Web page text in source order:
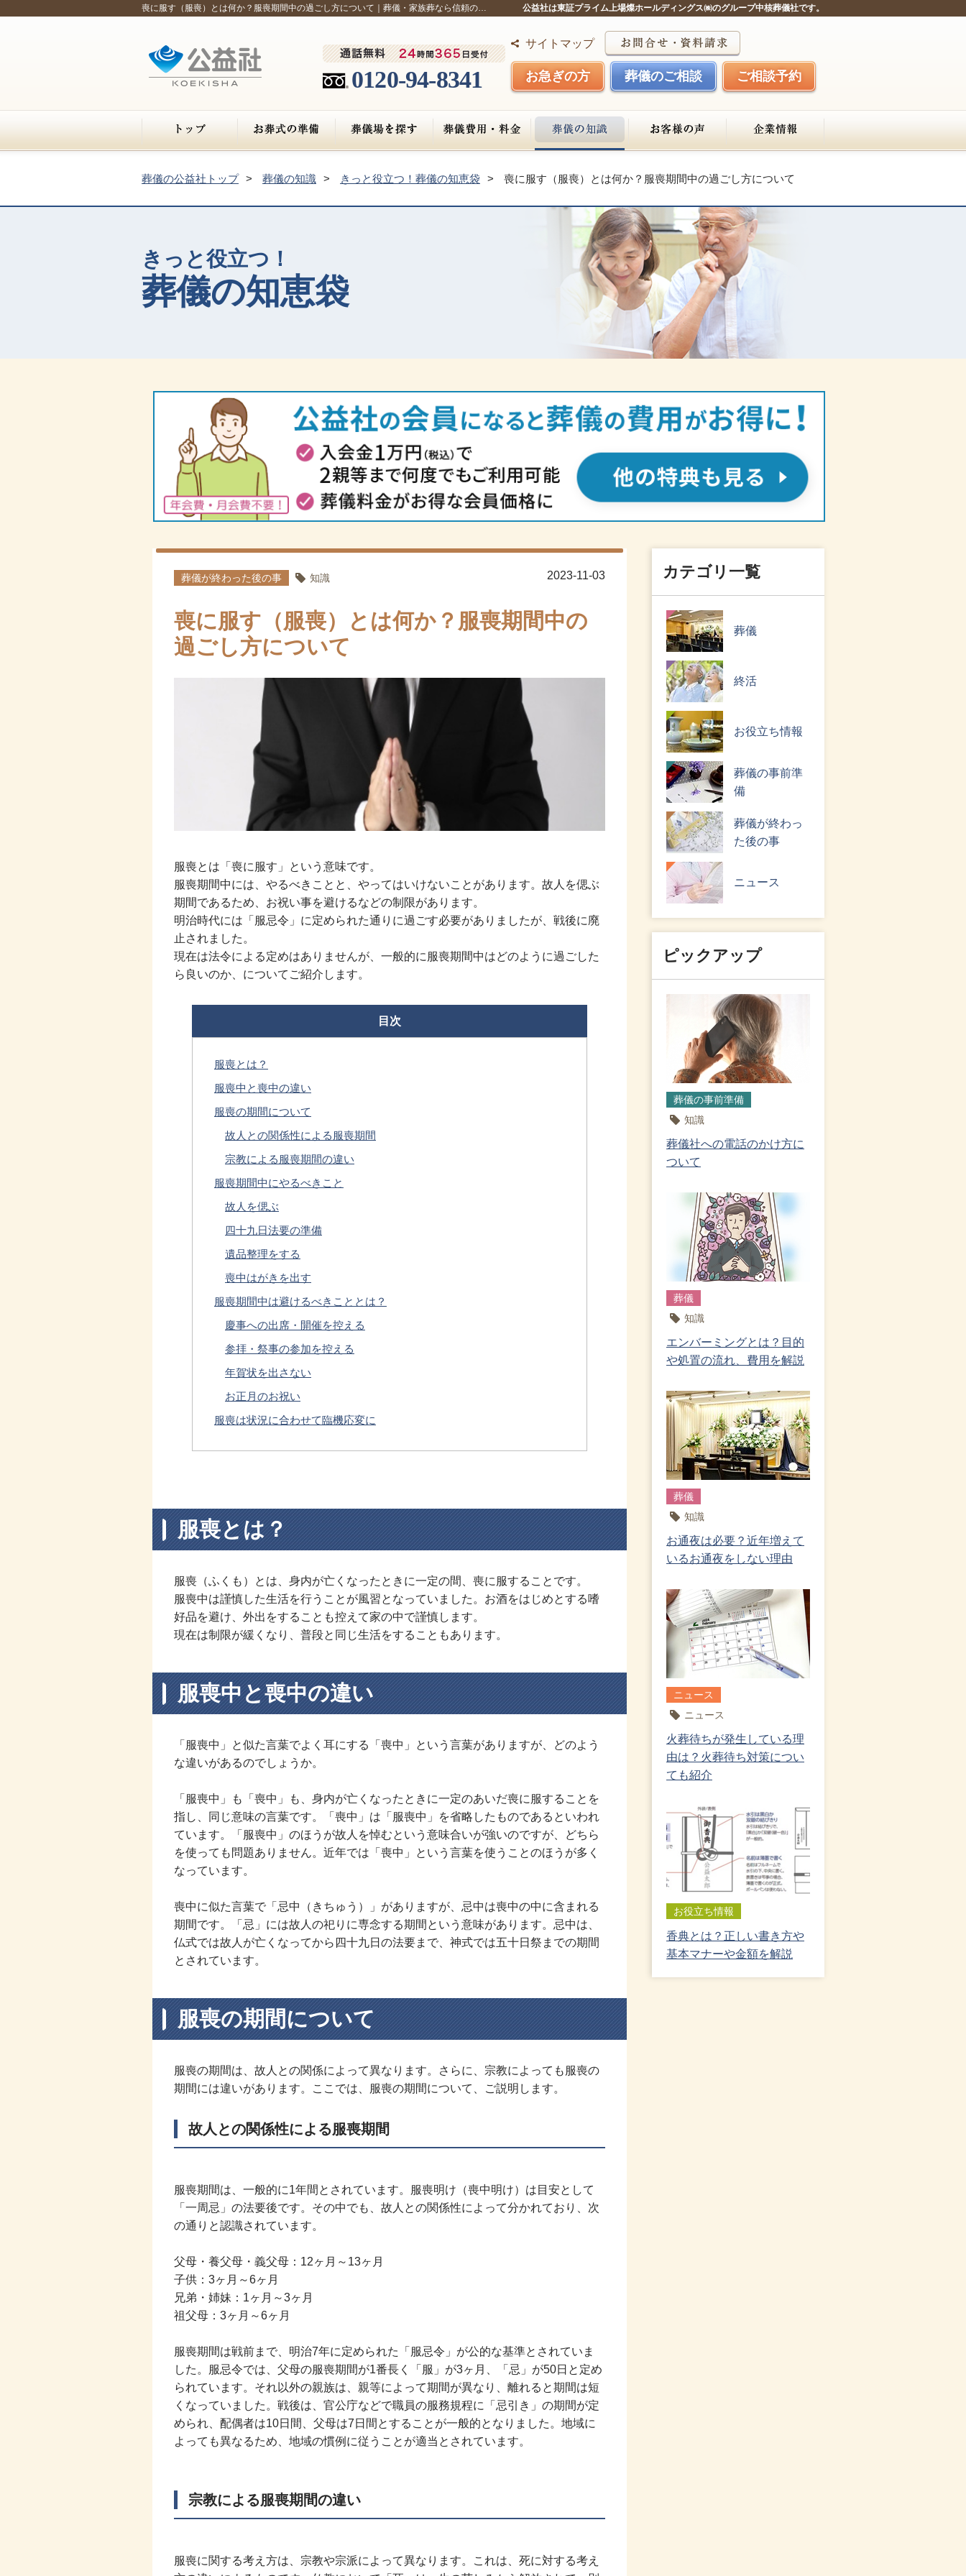
喪に服す（服喪）とは何か？服喪期間中の過ごし方について｜葬儀・家族葬なら信頼の… 公益社は東証プライム上場燦ホールディングス㈱のグループ中核葬儀社です。
サイトマップ
お急ぎの方 葬儀のご相談 ご相談予約
0120-94-8341
葬儀の公益社トップ 葬儀の知識 きっと役立つ！葬儀の知恵袋 喪に服す（服喪）とは何か？服喪期間中の過ごし方について
きっと役立つ！
葬儀の知恵袋
葬儀が終わった後の事 知識 2023-11-03
喪に服す（服喪）とは何か？服喪期間中の
過ごし方について
服喪とは「喪に服す」という意味です。
服喪期間中には、やるべきことと、やってはいけないことがあります。故人を偲ぶ
期間であるため、お祝い事を避けるなどの制限があります。
明治時代には「服忌令」に定められた通りに過ごす必要がありましたが、戦後に廃
止されました。
現在は法令による定めはありませんが、一般的に服喪期間中はどのように過ごした
ら良いのか、についてご紹介します。
目次
服喪とは？
服喪中と喪中の違い
服喪の期間について
故人との関係性による服喪期間
宗教による服喪期間の違い
服喪期間中にやるべきこと
故人を偲ぶ
四十九日法要の準備
遺品整理をする
喪中はがきを出す
服喪期間中は避けるべきこととは？
慶事への出席・開催を控える
参拝・祭事の参加を控える
年賀状を出さない
お正月のお祝い
服喪は状況に合わせて臨機応変に
服喪とは？
服喪（ふくも）とは、身内が亡くなったときに一定の間、喪に服することです。
服喪中は謹慎した生活を行うことが風習となっていました。お酒をはじめとする嗜
好品を避け、外出をすることも控えて家の中で謹慎します。
現在は制限が緩くなり、普段と同じ生活をすることもあります。
服喪中と喪中の違い
「服喪中」と似た言葉でよく耳にする「喪中」という言葉がありますが、どのよう
な違いがあるのでしょうか。
「服喪中」も「喪中」も、身内が亡くなったときに一定のあいだ喪に服することを
指し、同じ意味の言葉です。「喪中」は「服喪中」を省略したものであるといわれ
ています。「服喪中」のほうが故人を悼むという意味合いが強いのですが、どちら
を使っても問題ありません。近年では「喪中」という言葉を使うことのほうが多く
なっています。
喪中に似た言葉で「忌中（きちゅう）」がありますが、忌中は喪中の中に含まれる
期間です。「忌」には故人の祀りに専念する期間という意味があります。忌中は、
仏式では故人が亡くなってから四十九日の法要まで、神式では五十日祭までの期間
とされています。
服喪の期間について
服喪の期間は、故人との関係によって異なります。さらに、宗教によっても服喪の
期間には違いがあります。ここでは、服喪の期間について、ご説明します。
故人との関係性による服喪期間
服喪期間は、一般的に1年間とされています。服喪明け（喪中明け）は目安として
「一周忌」の法要後です。その中でも、故人との関係性によって分かれており、次
の通りと認識されています。
父母・養父母・義父母：12ヶ月～13ヶ月
子供：3ヶ月～6ヶ月
兄弟・姉妹：1ヶ月～3ヶ月
祖父母：3ヶ月～6ヶ月
服喪期間は戦前まで、明治7年に定められた「服忌令」が公的な基準とされていま
した。服忌令では、父母の服喪期間が1番長く「服」が3ヶ月、「忌」が50日と定め
られています。それ以外の親族は、親等によって期間が異なり、離れると期間は短
くなっていました。戦後は、官公庁などで職員の服務規程に「忌引き」の期間が定
められ、配偶者は10日間、父母は7日間とすることが一般的となりました。地域に
よっても異なるため、地域の慣例に従うことが適当とされています。
宗教による服喪期間の違い
服喪に関する考え方は、宗教や宗派によって異なります。これは、死に対する考え
カテゴリ一覧
葬儀
終活
お役立ち情報
葬儀の事前準
備
葬儀が終わっ
た後の事
ニュース
ピックアップ
葬儀の事前準備
知識
葬儀社への電話のかけ方に
ついて
葬儀
知識
エンバーミングとは？目的
や処置の流れ、費用を解説
葬儀
知識
お通夜は必要？近年増えて
いるお通夜をしない理由
ニュース
ニュース
火葬待ちが発生している理
由は？火葬待ち対策につい
ても紹介
お役立ち情報
香典とは？正しい書き方や
基本マナーや金額を解説